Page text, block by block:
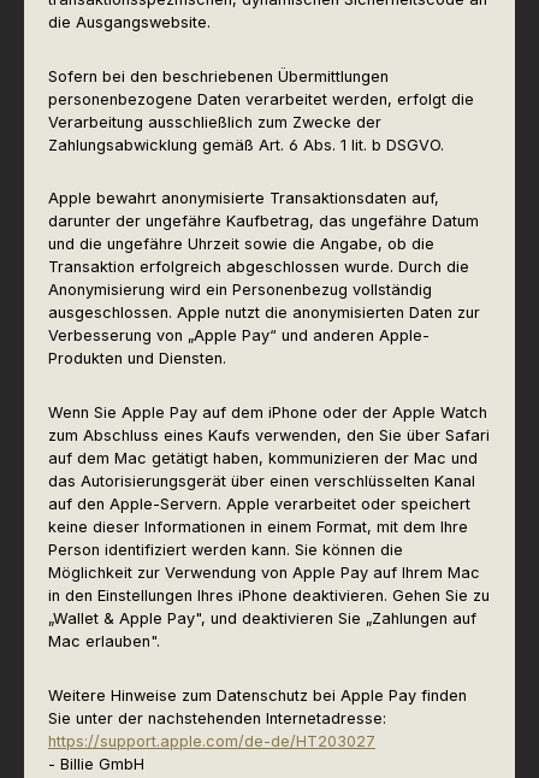
die Ausgangswebsite.
Sofern bei den beschriebenen Übermittlungen
personenbezogene Daten verarbeitet werden, erfolgt die
Verarbeitung ausschließlich zum Zwecke der
Zahlungsabwicklung gemäß Art. 6 Abs. 1 lit. b DSGVO.
Apple bewahrt anonymisierte Transaktionsdaten auf,
darunter der ungefähre Kaufbetrag, das ungefähre Datum
und die ungefähre Uhrzeit sowie die Angabe, ob die
Transaktion erfolgreich abgeschlossen wurde. Durch die
Anonymisierung wird ein Personenbezug vollständig
ausgeschlossen. Apple nutzt die anonymisierten Daten zur
Verbesserung von „Apple Pay“ und anderen Apple-
Produkten und Diensten.
Wenn Sie Apple Pay auf dem iPhone oder der Apple Watch
zum Abschluss eines Kaufs verwenden, den Sie über Safari
auf dem Mac getätigt haben, kommunizieren der Mac und
das Autorisierungsgerät über einen verschlüsselten Kanal
auf den Apple-Servern. Apple verarbeitet oder speichert
keine dieser Informationen in einem Format, mit dem Ihre
Person identifiziert werden kann. Sie können die
Möglichkeit zur Verwendung von Apple Pay auf Ihrem Mac
in den Einstellungen Ihres iPhone deaktivieren. Gehen Sie zu
„Wallet & Apple Pay", und deaktivieren Sie „Zahlungen auf
Mac erlauben".
Weitere Hinweise zum Datenschutz bei Apple Pay finden
Sie unter der nachstehenden Internetadresse:
https://support.apple.com/de-de/HT203027
- Billie GmbH